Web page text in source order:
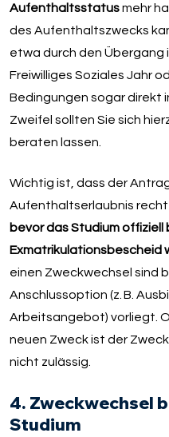
Aufenthaltsstatusmehr
des Aufenthaltszwecks
etwa durch den Übergang
Freiwilliges Soziales Jahr
Bedingungen sogar direkt
Zweifel sollten Sie sich
beraten lassen.
Wichtig ist, dass der
Aufenthaltserlaubnis
bevor das Studium
Exmatrikulationsbescheid
einen Zweckwechsel sind
Anschlussoption (z. B.
Arbeitsangebot) vorliegt.
neuen Zweck ist der
nicht zulässig.
4. Zweckwechsel
Studium